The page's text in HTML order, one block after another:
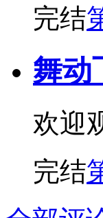
完结
舞动
欢迎
完结